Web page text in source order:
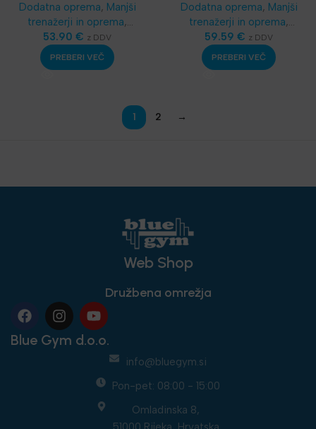
Dodatna oprema, Manjši
trenažerji in oprema,
Masažeri, rolleri
Funkcionalni trening,
Funkcionalni trening
53.90 € z DDV
PREBERI VEČ
Dodatna oprema, Manjši
trenažerji in oprema,
Masažeri, rolleri
Funkcionalni trening,
Funkcionalni trening
59.59 € z DDV
PREBERI VEČ
1 2 →
Web Shop
Družbena omrežja
Blue Gym d.o.o.
info@bluegym.si
Pon-pet: 08:00 - 15:00
Omladinska 8,